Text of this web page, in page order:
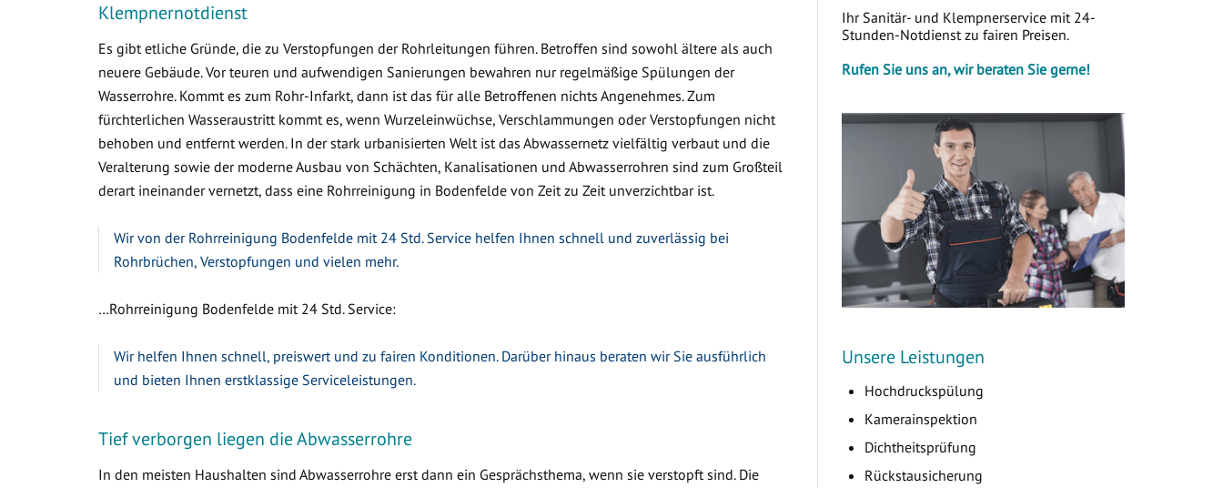
Klempnernotdienst
Es gibt etliche Gründe, die zu Verstopfungen der Rohrleitungen führen. Betroffen sind sowohl ältere als auch
neuere Gebäude. Vor teuren und aufwendigen Sanierungen bewahren nur regelmäßige Spülungen der
Wasserrohre. Kommt es zum Rohr-Infarkt, dann ist das für alle Betroffenen nichts Angenehmes. Zum
fürchterlichen Wasseraustritt kommt es, wenn Wurzeleinwüchse, Verschlammungen oder Verstopfungen nicht
behoben und entfernt werden. In der stark urbanisierten Welt ist das Abwassernetz vielfältig verbaut und die
Veralterung sowie der moderne Ausbau von Schächten, Kanalisationen und Abwasserrohren sind zum Großteil
derart ineinander vernetzt, dass eine Rohrreinigung in Bodenfelde von Zeit zu Zeit unverzichtbar ist.
Wir von der Rohrreinigung Bodenfelde mit 24 Std. Service helfen Ihnen schnell und zuverlässig bei
Rohrbrüchen, Verstopfungen und vielen mehr.
…Rohrreinigung Bodenfelde mit 24 Std. Service:
Wir helfen Ihnen schnell, preiswert und zu fairen Konditionen. Darüber hinaus beraten wir Sie ausführlich
und bieten Ihnen erstklassige Serviceleistungen.
Tief verborgen liegen die Abwasserrohre
In den meisten Haushalten sind Abwasserrohre erst dann ein Gesprächsthema, wenn sie verstopft sind. Die
Ihr Sanitär- und Klempnerservice mit 24-
Stunden-Notdienst zu fairen Preisen.
Rufen Sie uns an, wir beraten Sie gerne!
Unsere Leistungen
Hochdruckspülung
Kamerainspektion
Dichtheitsprüfung
Rückstausicherung